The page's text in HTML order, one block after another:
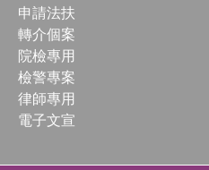
申請法扶
轉介個案
院檢專用
檢警專案
律師專用
電子文宣